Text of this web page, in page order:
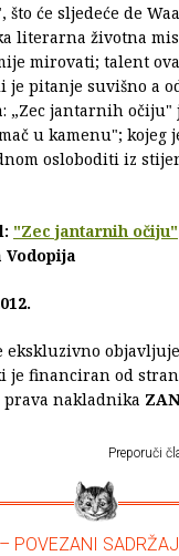
što će sljedeće de
literarna životna
mirovati; talent
je pitanje suvišno a
„Zec jantarnih očiju"
u kamenu"; kojeg
osloboditi iz
"Zec jantarnih očiju"
ekskluzivno
je financiran od
nakladnika
Preporuči
– POVEZANI